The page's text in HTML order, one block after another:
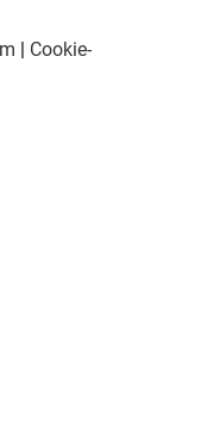
| Cookie-